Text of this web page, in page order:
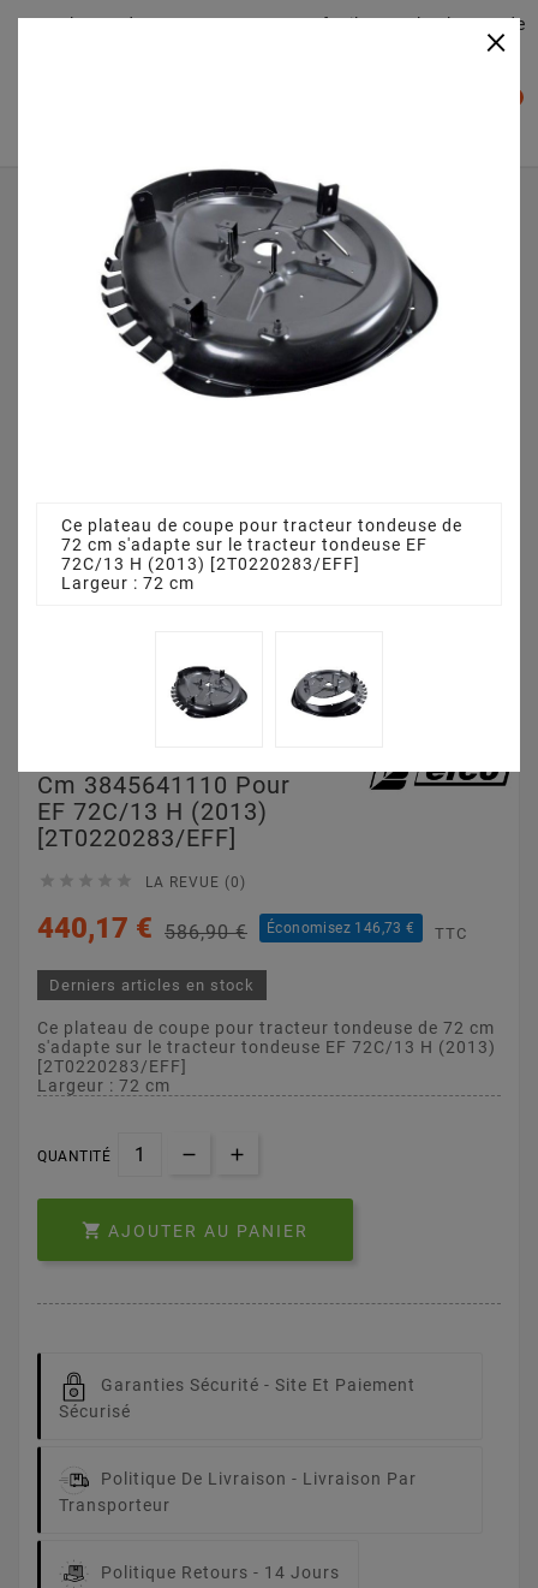
Plateaudecoupe.com : Trouver facilement le plateau de
Accueil
Plateau de coupe
Plateau de coupe 72 cm 3845641110 pour EF 72C/13 H
(2013) [2T0220283/EFF]
Cm 3845641110 Pour
EF 72C/13 H (2013)
[2T0220283/EFF]
     LA REVUE (0)
440,17 € 586,90 € Économisez 146,73 € TTC
Derniers articles en stock
Ce plateau de coupe pour tracteur tondeuse de 72 cm
s'adapte sur le tracteur tondeuse EF 72C/13 H (2013)
[2T0220283/EFF]
Largeur : 72 cm
QUANTITÉ
 AJOUTER AU PANIER
Garanties Sécurité - Site Et Paiement
Sécurisé
Politique De Livraison - Livraison Par
Transporteur
Politique Retours - 14 Jours
×
Ce plateau de coupe pour tracteur tondeuse de
72 cm s'adapte sur le tracteur tondeuse EF
72C/13 H (2013) [2T0220283/EFF]
Largeur : 72 cm